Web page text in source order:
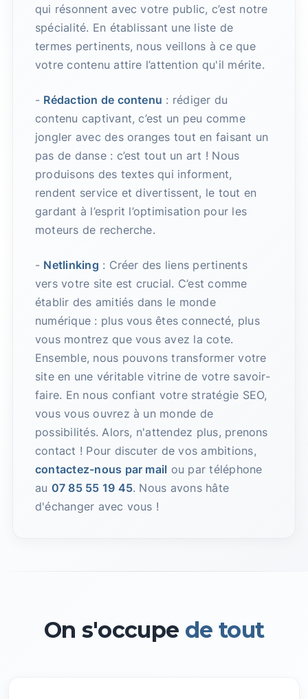
qui résonnent avec votre public, c’est notre
spécialité. En établissant une liste de
termes pertinents, nous veillons à ce que
votre contenu attire l’attention qu'il mérite.
- Rédaction de contenu : rédiger du
contenu captivant, c’est un peu comme
jongler avec des oranges tout en faisant un
pas de danse : c’est tout un art ! Nous
produisons des textes qui informent,
rendent service et divertissent, le tout en
gardant à l’esprit l’optimisation pour les
moteurs de recherche.
- Netlinking : Créer des liens pertinents
vers votre site est crucial. C’est comme
établir des amitiés dans le monde
numérique : plus vous êtes connecté, plus
vous montrez que vous avez la cote.
Ensemble, nous pouvons transformer votre
site en une véritable vitrine de votre savoir-
faire. En nous confiant votre stratégie SEO,
vous vous ouvrez à un monde de
possibilités. Alors, n'attendez plus, prenons
contact ! Pour discuter de vos ambitions,
contactez-nous par mail ou par téléphone
au 07 85 55 19 45. Nous avons hâte
d'échanger avec vous !
On s'occupe de tout